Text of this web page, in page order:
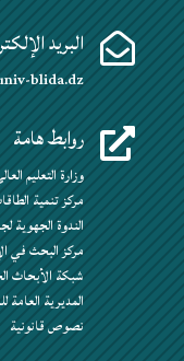
 البريد
blida.dz
 روابط هامة
وزارة التعليم
مركز تنمية
الندوة الجهوية
مركز البحث في
شبكة الأبحاث
المديرية
نصوص قانونية